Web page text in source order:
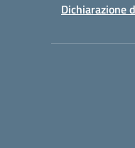
Dichiarazione